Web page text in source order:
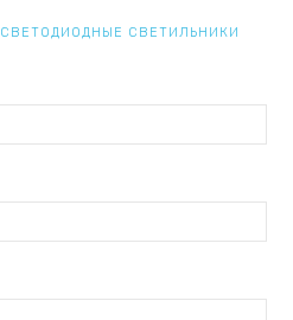
СВЕТОДИОДНЫЕ СВЕТИЛЬНИКИ